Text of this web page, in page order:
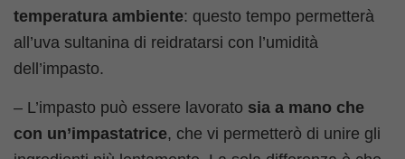
temperatura ambiente: questo tempo permetterà
all’uva sultanina di reidratarsi con l’umidità
dell’impasto.
– L’impasto può essere lavorato sia a mano che
con un’impastatrice, che vi permetterò di unire gli